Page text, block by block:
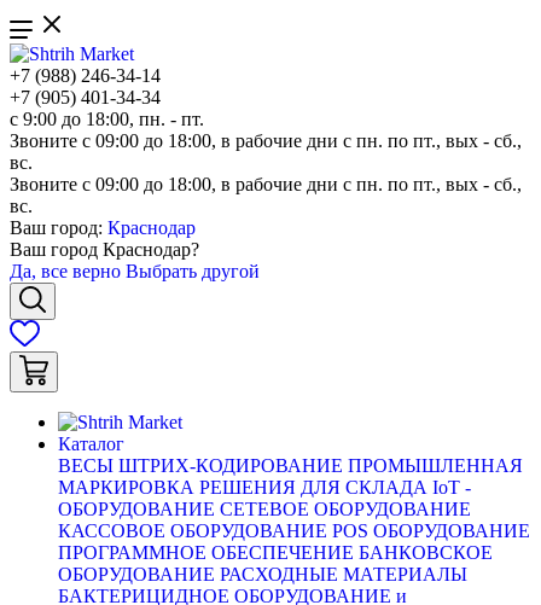
+7 (988) 246-34-14
+7 (905) 401-34-34
с 9:00 до 18:00, пн. - пт.
Звоните с 09:00 до 18:00, в рабочие дни с пн. по пт., вых - сб.,
вс.
Звоните с 09:00 до 18:00, в рабочие дни с пн. по пт., вых - сб.,
вс.
Ваш город: Краснодар
Ваш город Краснодар?
Да, все верно Выбрать другой
Каталог
ВЕСЫ ШТРИХ-КОДИРОВАНИЕ ПРОМЫШЛЕННАЯ
МАРКИРОВКА РЕШЕНИЯ ДЛЯ СКЛАДА IoT -
ОБОРУДОВАНИЕ СЕТЕВОЕ ОБОРУДОВАНИЕ
КАССОВОЕ ОБОРУДОВАНИЕ POS ОБОРУДОВАНИЕ
ПРОГРАММНОЕ ОБЕСПЕЧЕНИЕ БАНКОВСКОЕ
ОБОРУДОВАНИЕ РАСХОДНЫЕ МАТЕРИАЛЫ
БАКТЕРИЦИДНОЕ ОБОРУДОВАНИЕ и